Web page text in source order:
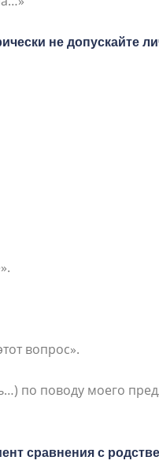
не допускайте
вопрос».
по поводу моего
сравнения с